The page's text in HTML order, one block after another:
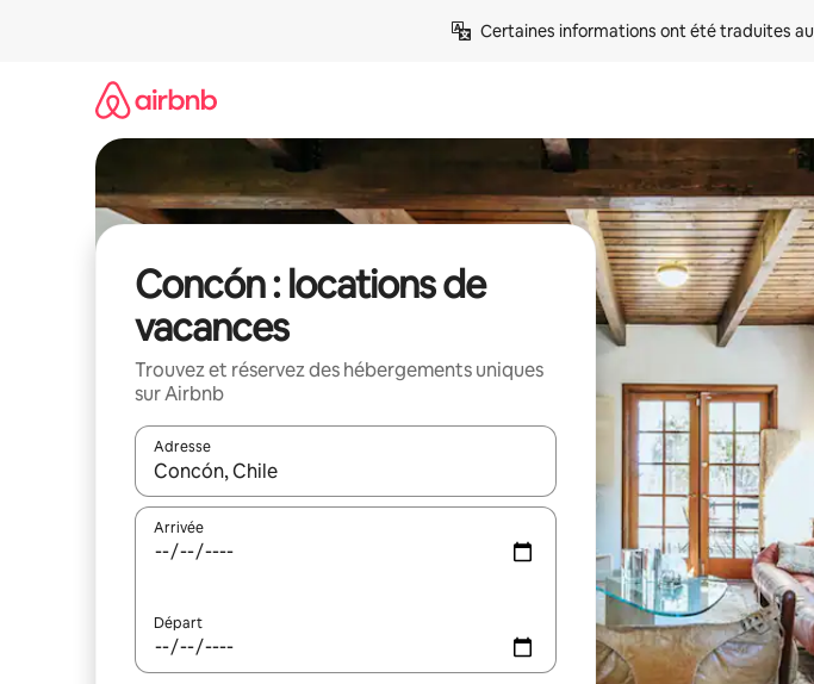
Certaines informations ont été traduites
Concón : locations de
vacances
Trouvez et réservez des hébergements uniques
sur Airbnb
Adresse
Lorsque les résultats s'affichent, utilisez les flèches vers le haut et vers le bas pour les
Arrivée
Départ